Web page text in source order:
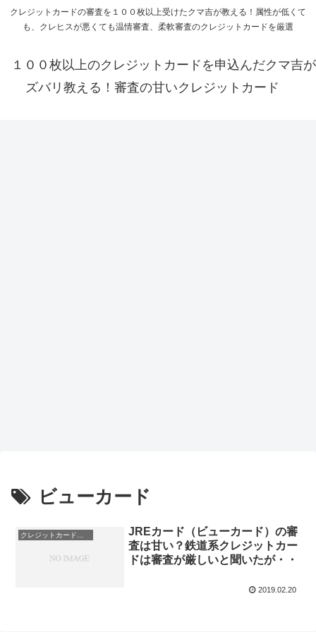
クレジットカードの審査を１００枚以上受けたクマ吉が教える！属性が低くて
も、クレヒスが悪くても温情審査、柔軟審査のクレジットカードを厳選
１００枚以上のクレジットカードを申込んだクマ吉が
ズバリ教える！審査の甘いクレジットカード
ビューカード
JREカード（ビューカード）の審
査は甘い？鉄道系クレジットカー
ドは審査が厳しいと聞いたが・・
2019.02.20